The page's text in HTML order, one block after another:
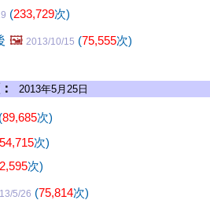
(233,729次)
🖼️ 2013/10/15 (75,555次)
2013年5月25日
(89,685次)
次)
次)
5/26 (75,814次)